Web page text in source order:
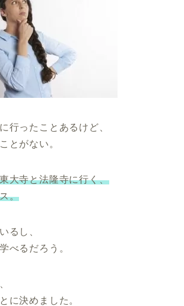
行ったことあるけど、
とがない。
大寺と法隆寺に行く、
。
るし、
べるだろう。
に決めました。